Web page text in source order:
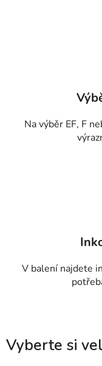
Na výběr EF, F
V balení najdete
Vyberte si